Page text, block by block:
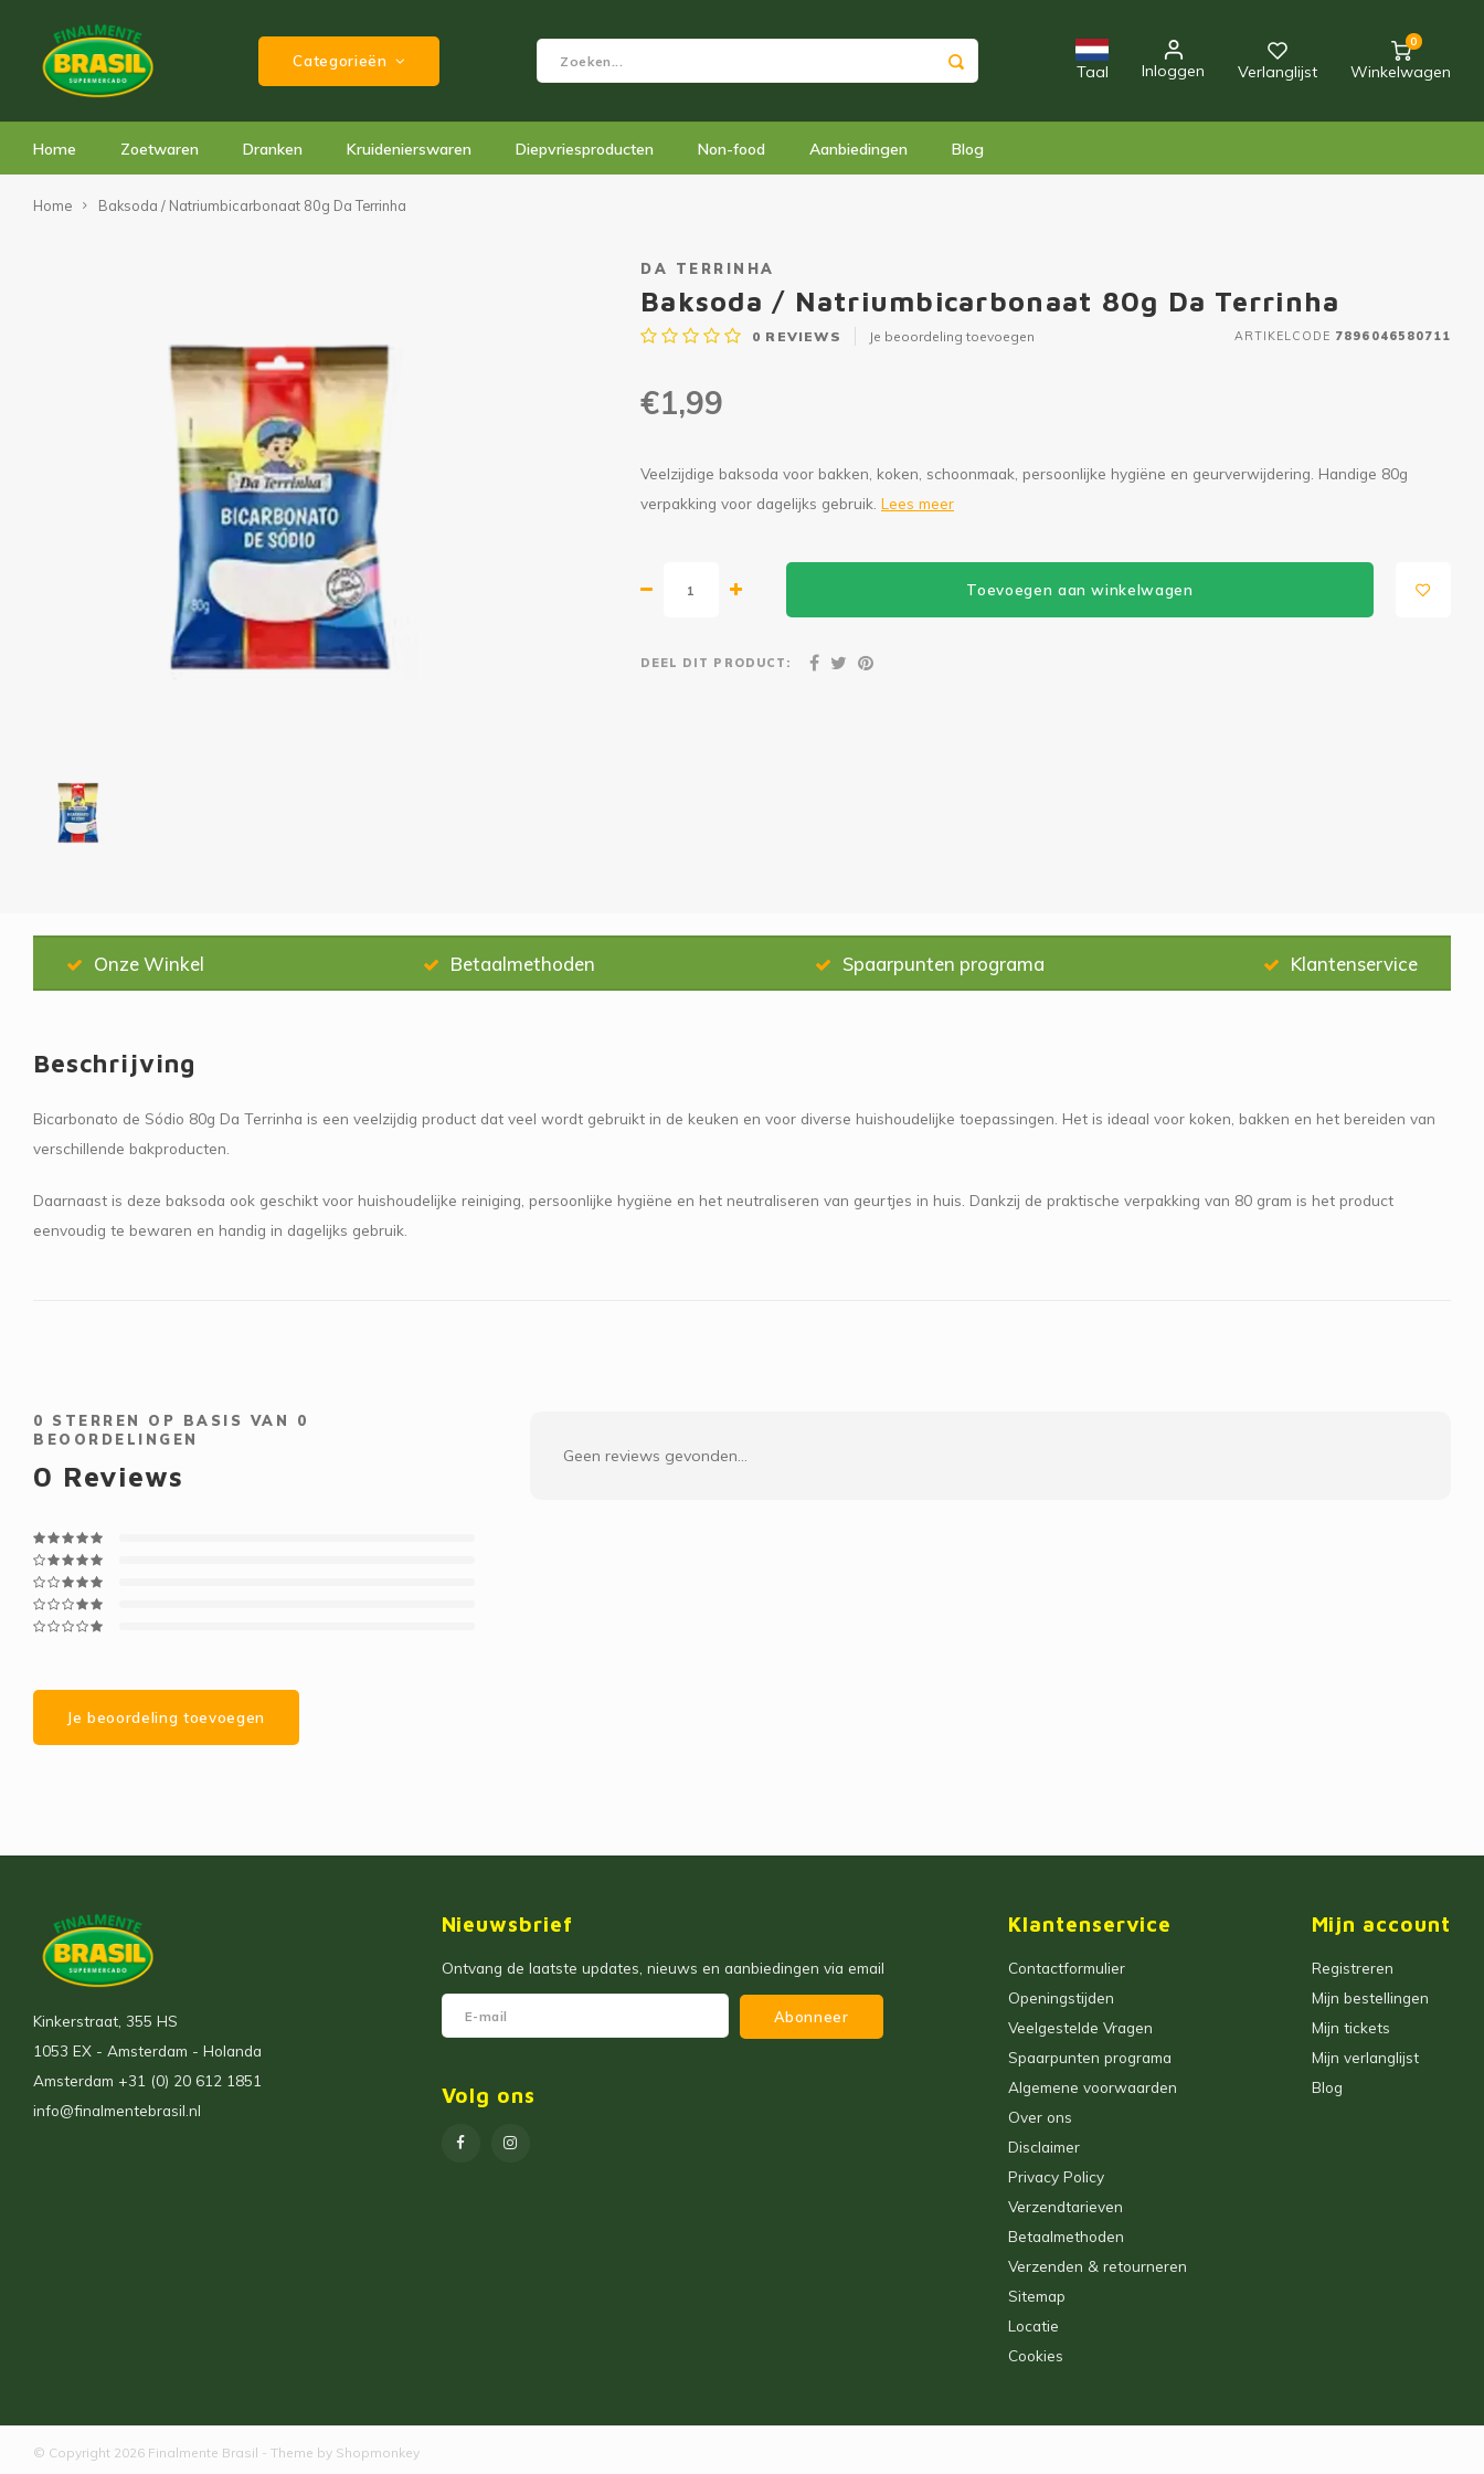
Categorieën
Taal Inloggen Verlanglijst
0
Winkelwagen
Home Zoetwaren Dranken Kruidenierswaren Diepvriesproducten Non-food Aanbiedingen Blog
Home Baksoda / Natriumbicarbonaat 80g Da Terrinha
DA TERRINHA
Baksoda / Natriumbicarbonaat 80g Da Terrinha
0 REVIEWS Je beoordeling toevoegen ARTIKELCODE 7896046580711
€1,99
Veelzijdige baksoda voor bakken, koken, schoonmaak, persoonlijke hygiëne en geurverwijdering. Handige 80g
verpakking voor dagelijks gebruik. Lees meer
Toevoegen aan winkelwagen
DEEL DIT PRODUCT:
Onze Winkel Betaalmethoden Spaarpunten programa Klantenservice
Beschrijving
Bicarbonato de Sódio 80g Da Terrinha is een veelzijdig product dat veel wordt gebruikt in de keuken en voor diverse huishoudelijke toepassingen. Het is ideaal voor koken, bakken en het bereiden van
verschillende bakproducten.
Daarnaast is deze baksoda ook geschikt voor huishoudelijke reiniging, persoonlijke hygiëne en het neutraliseren van geurtjes in huis. Dankzij de praktische verpakking van 80 gram is het product
eenvoudig te bewaren en handig in dagelijks gebruik.
0 STERREN OP BASIS VAN 0
BEOORDELINGEN
0 Reviews
Je beoordeling toevoegen
Geen reviews gevonden...
Kinkerstraat, 355 HS
1053 EX - Amsterdam - Holanda
Amsterdam +31 (0) 20 612 1851
info@finalmentebrasil.nl
Nieuwsbrief
Ontvang de laatste updates, nieuws en aanbiedingen via email
Abonneer
Volg ons
Klantenservice
Contactformulier
Openingstijden
Veelgestelde Vragen
Spaarpunten programa
Algemene voorwaarden
Over ons
Disclaimer
Privacy Policy
Verzendtarieven
Betaalmethoden
Verzenden & retourneren
Sitemap
Locatie
Cookies
Mijn account
Registreren
Mijn bestellingen
Mijn tickets
Mijn verlanglijst
Blog
© Copyright 2026 Finalmente Brasil - Theme by Shopmonkey